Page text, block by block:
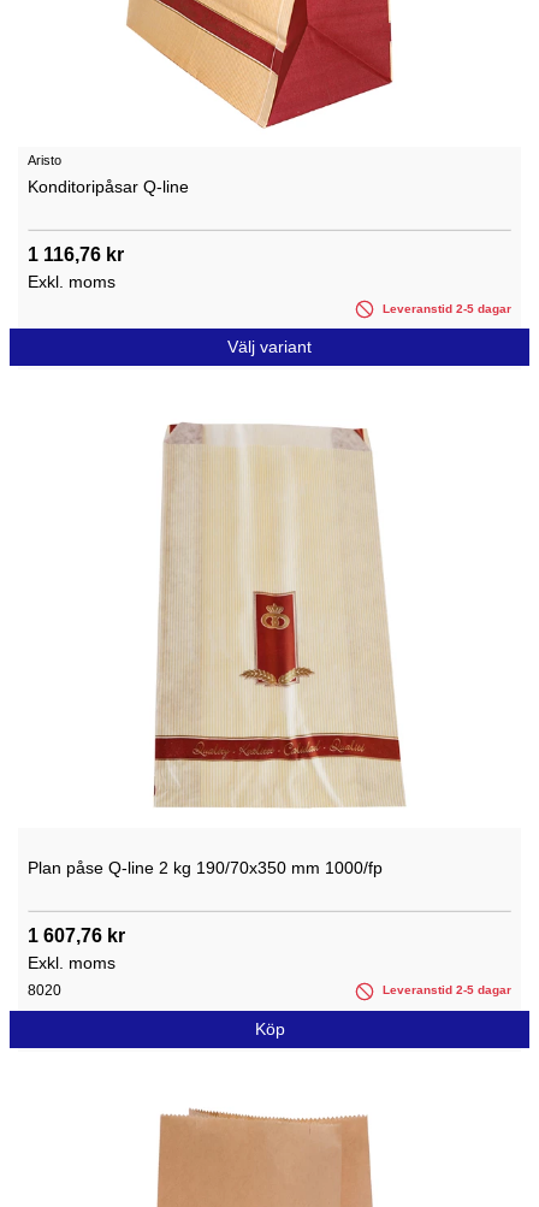
Aristo
Konditoripåsar Q-line
1 116,76 kr
Exkl. moms
Leveranstid 2-5 dagar
Välj variant
Plan påse Q-line 2 kg 190/70x350 mm 1000/fp
1 607,76 kr
Exkl. moms
8020 Leveranstid 2-5 dagar
Köp